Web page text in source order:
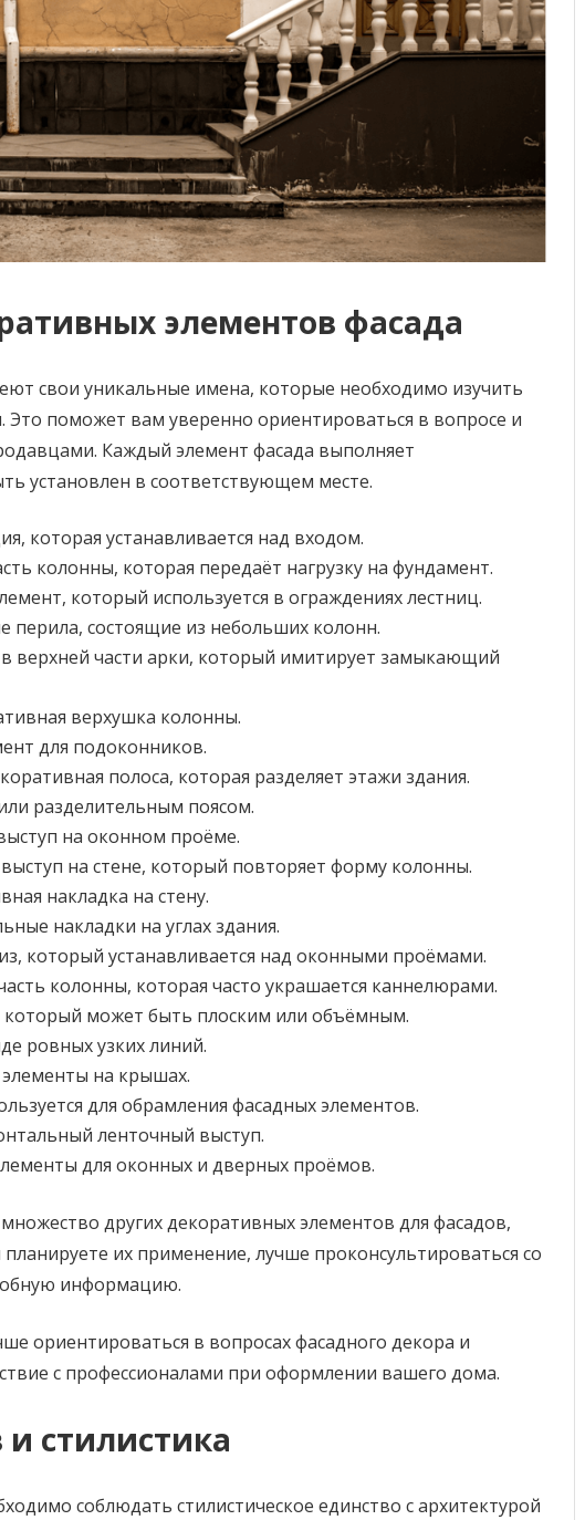
элементов фасада
свои уникальные имена, которые необходимо изучить
поможет вам уверенно ориентироваться в вопросе и
Каждый элемент фасада выполняет
установлен в соответствующем месте.
которая устанавливается над входом.
колонны, которая передаёт нагрузку на фундамент.
который используется в ограждениях лестниц.
состоящие из небольших колонн.
верхней части арки, который имитирует замыкающий
верхушка колонны.
для подоконников.
полоса, которая разделяет этажи здания.
разделительным поясом.
на оконном проёме.
на стене, который повторяет форму колонны.
накладка на стену.
накладки на углах здания.
который устанавливается над оконными проёмами.
колонны, которая часто украшается каннелюрами.
может быть плоским или объёмным.
ровных узких линий.
на крышах.
для обрамления фасадных элементов.
ленточный выступ.
для оконных и дверных проёмов.
других декоративных элементов для фасадов,
их применение, лучше проконсультироваться со
информацию.
ориентироваться в вопросах фасадного декора и
с профессионалами при оформлении вашего дома.
стилистика
соблюдать стилистическое единство с архитектурой